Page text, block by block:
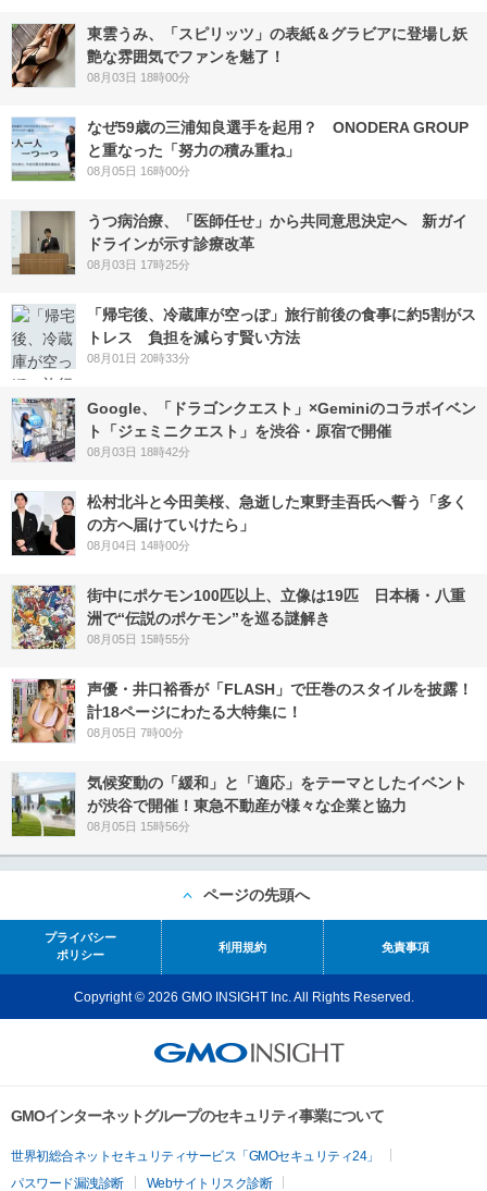
東雲うみ、「スピリッツ」の表紙＆グラビアに登場し妖
艶な雰囲気でファンを魅了！
08月03日 18時00分
なぜ59歳の三浦知良選手を起用？ ONODERA GROUP
と重なった「努力の積み重ね」
08月05日 16時00分
うつ病治療、「医師任せ」から共同意思決定へ 新ガイ
ドラインが示す診療改革
08月03日 17時25分
「帰宅後、冷蔵庫が空っぽ」旅行前後の食事に約5割がス
トレス 負担を減らす賢い方法
08月01日 20時33分
Google、「ドラゴンクエスト」×Geminiのコラボイベン
ト「ジェミニクエスト」を渋谷・原宿で開催
08月03日 18時42分
松村北斗と今田美桜、急逝した東野圭吾氏へ誓う「多く
の方へ届けていけたら」
08月04日 14時00分
街中にポケモン100匹以上、立像は19匹 日本橋・八重
洲で“伝説のポケモン”を巡る謎解き
08月05日 15時55分
声優・井口裕香が「FLASH」で圧巻のスタイルを披露！
計18ページにわたる大特集に！
08月05日 7時00分
気候変動の「緩和」と「適応」をテーマとしたイベント
が渋谷で開催！東急不動産が様々な企業と協力
08月05日 15時56分
ページの先頭へ
プライバシー
ポリシー
利用規約 免責事項
Copyright © 2026 GMO INSIGHT Inc. All Rights Reserved.
GMOインターネットグループのセキュリティ事業について
世界初総合ネットセキュリティサービス「GMOセキュリティ24」
パスワード漏洩診断
Webサイトリスク診断